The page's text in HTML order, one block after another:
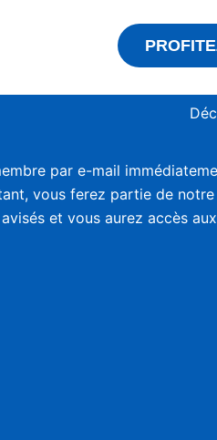
par e-mail
vous ferez partie de
et vous aurez accès